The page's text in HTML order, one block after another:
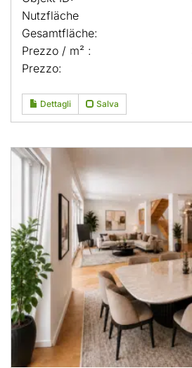
Nutzfläche
Gesamtfläche:
Prezzo / m² :
Prezzo:
Dettagli Salva